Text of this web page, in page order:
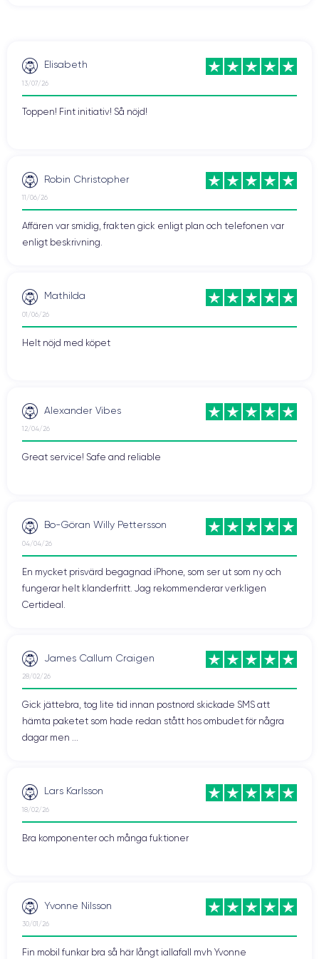
kontrollerats av
garantipå 24 månader.
Elisabeth
13/07/26
Toppen! Fint initiativ! Så nöjd!
Robin Christopher
11/06/26
Affären var smidig, frakten gick enligt plan och telefonen var
enligt beskrivning.
Mathilda
01/06/26
Helt nöjd med köpet
Alexander Vibes
12/04/26
Great service! Safe and reliable
Bo-Göran Willy Pettersson
04/04/26
En mycket prisvärd begagnad iPhone, som ser ut som ny och
fungerar helt klanderfritt. Jag rekommenderar verkligen
Certideal.
James Callum Craigen
28/02/26
Gick jättebra, tog lite tid innan postnord skickade SMS att
hämta paketet som hade redan stått hos ombudet för några
dagar men ...
Lars Karlsson
18/02/26
Bra komponenter och många fuktioner
Yvonne Nilsson
30/01/26
Fin mobil funkar bra så här långt iallafall mvh Yvonne